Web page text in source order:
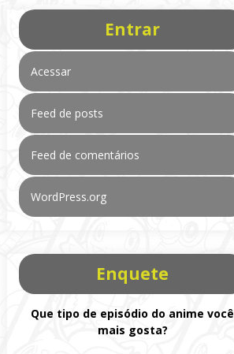
Entrar
Acessar
Feed de posts
Feed de comentários
WordPress.org
Enquete
Que tipo de episódio do anime você
mais gosta?